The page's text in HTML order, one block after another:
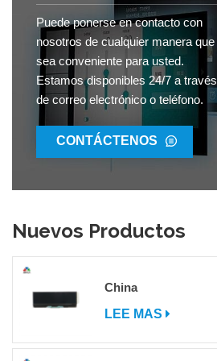
Puede ponerse en contacto con
nosotros de cualquier manera que
sea conveniente para usted.
Estamos disponibles 24/7 a través
de correo electrónico o teléfono.
CONTÁCTENOS
Nuevos Productos
China
LEE MAS